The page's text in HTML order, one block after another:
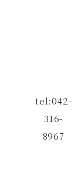
tel:042-
316-
8967